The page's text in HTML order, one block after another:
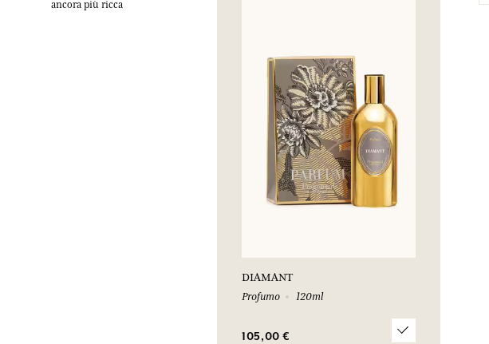
ancora più ricca
DIAMANT
Profumo
120ml
105,00 €